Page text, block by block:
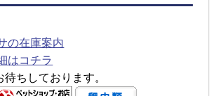
の在庫案内
はコチラ
ちしております。